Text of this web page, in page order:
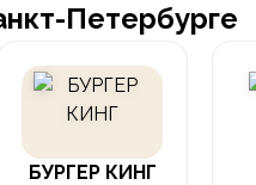
Петербурге
БУРГЕР КИНГ